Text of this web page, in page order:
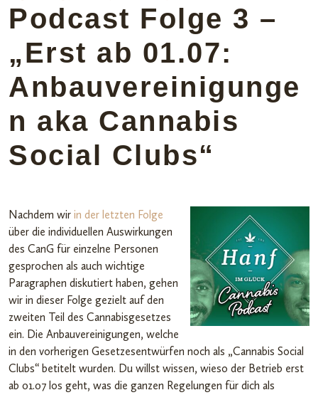
Podcast Folge 3 –
„Erst ab 01.07:
Anbauvereinigunge
n aka Cannabis
Social Clubs“
Nachdem wir in der letzten Folge
über die individuellen Auswirkungen
des CanG für einzelne Personen
gesprochen als auch wichtige
Paragraphen diskutiert haben, gehen
wir in dieser Folge gezielt auf den
zweiten Teil des Cannabisgesetzes
ein. Die Anbauvereinigungen, welche
in den vorherigen Gesetzesentwürfen noch als „Cannabis Social
Clubs“ betitelt wurden. Du willst wissen, wieso der Betrieb erst
ab 01.07 los geht, was die ganzen Regelungen für dich als